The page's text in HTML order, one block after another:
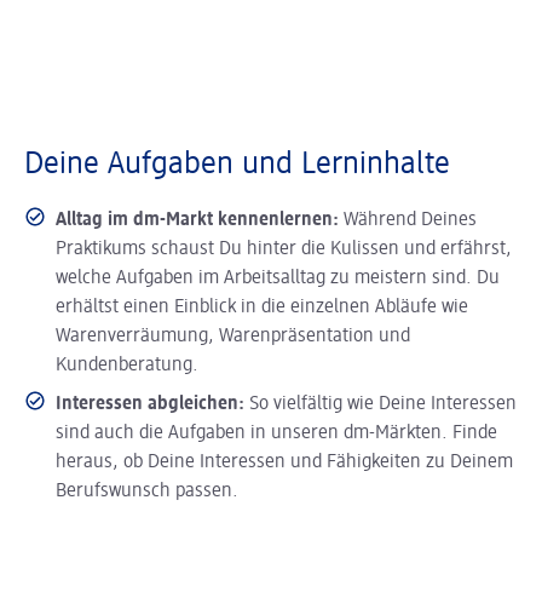
Deine Aufgaben und Lerninhalte
Alltag im dm-Markt kennenlernen: Während Deines
Praktikums schaust Du hinter die Kulissen und erfährst,
welche Aufgaben im Arbeitsalltag zu meistern sind. Du
erhältst einen Einblick in die einzelnen Abläufe wie
Warenverräumung, Warenpräsentation und
Kundenberatung.
Interessen abgleichen: So vielfältig wie Deine Interessen
sind auch die Aufgaben in unseren dm-Märkten. Finde
heraus, ob Deine Interessen und Fähigkeiten zu Deinem
Berufswunsch passen.